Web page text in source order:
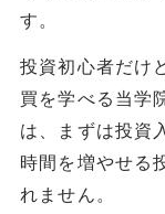
す。
投資初心者だけ
買を学べる当学
は、まずは投資
時間を増やせる
れません。